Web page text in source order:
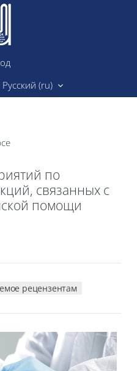
Русский ‎(ru)‎
по
связанных с
помощи
рецензентам